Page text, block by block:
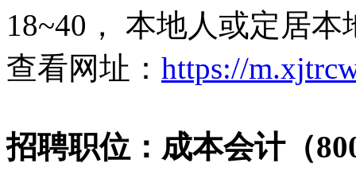
18~40， 本地人或定居本
查看网址： https://
招聘职位：成本会计（